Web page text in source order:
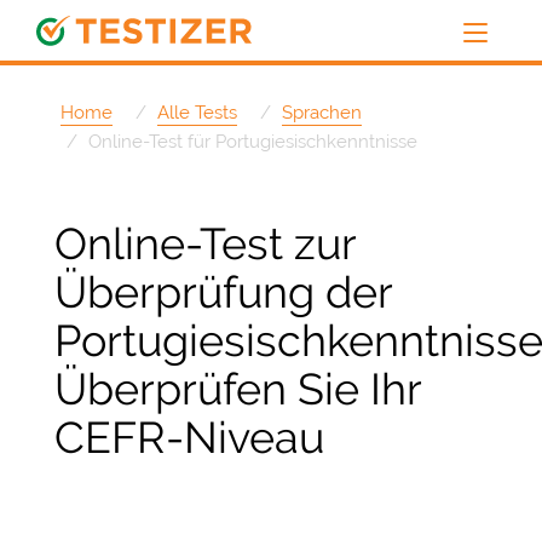
Home Alle Tests
Sprachen
Online-Test für Portugiesischkenntnisse
Online-Test zur
Überprüfung der
Überprüfen Sie Ihr
CEFR-Niveau